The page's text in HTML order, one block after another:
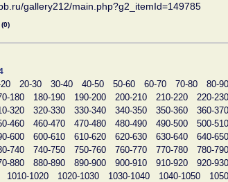
gallery212/main.php?g2_itemId=149785
20-30 30-40 40-50 50-60 60-70 70-80 80-90
180 180-190 190-200 200-210 210-220 220-230
320 320-330 330-340 340-350 350-360 360-370
460 460-470 470-480 480-490 490-500 500-510
600 600-610 610-620 620-630 630-640 640-650
740 740-750 750-760 760-770 770-780 780-790
880 880-890 890-900 900-910 910-920 920-930
1010-1020 1020-1030 1030-1040 1040-1050